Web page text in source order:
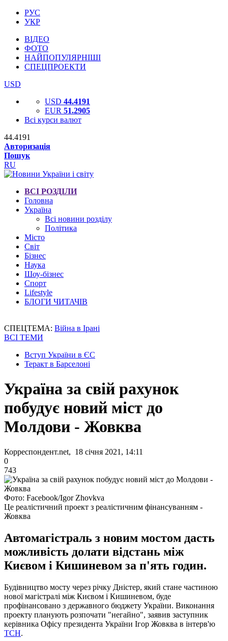
РУС
УКР
ВІДЕО
ФОТО
НАЙПОПУЛЯРНІШІ
СПЕЦПРОЕКТИ
USD
USD 44.4191
EUR 51.2905
Всі курси валют
44.4191
Авторизація
Пошук
RU
ВСІ РОЗДІЛИ
Головна
Україна
Всі новини розділу
Політика
Місто
Світ
Бізнес
Наука
Шоу-бізнес
Спорт
Lifestyle
БЛОГИ ЧИТАЧІВ
СПЕЦТЕМА: Війна в Ірані
ВСІ ТЕМИ
Вступ України в ЄС
Теракт в Барселоні
Україна за свій рахунок
побудує новий міст до
Молдови - Жовква
Корреспондент.net, 18 січня 2021, 14:11
0
743
Фото: Facebook/Igor Zhovkva
Це реалістичний проект з реалістичним фінансуванням -
Жовква
Автомагістраль з новим мостом дасть
можливість долати відстань між
Києвом і Кишиневом за п'ять годин.
Будівництво мосту через річку Дністер, який стане частиною
нової магістралі між Києвом і Кишиневом, буде
профінансовано з державного бюджету України. Виконання
проекту планують розпочати "негайно", заявив заступник
керівника Офісу президента України Ігор Жовква в інтерв'ю
ТСН.